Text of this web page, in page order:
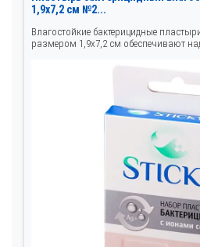
1,9x7,2 см №2...
Влагостойкие бактерицидные
размером 1,9x7,2 см обеспечивают